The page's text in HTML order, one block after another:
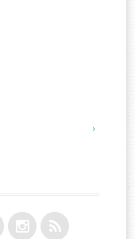
›